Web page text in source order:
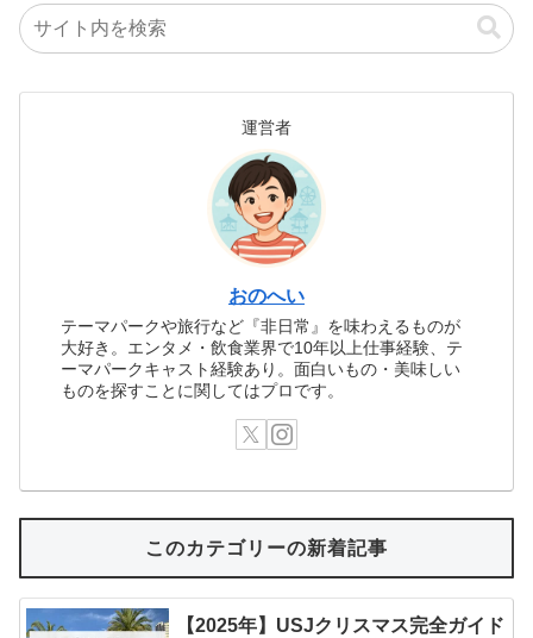
運営者
おのへい
テーマパークや旅行など『非日常』を味わえるものが
大好き。エンタメ・飲食業界で10年以上仕事経験、テ
ーマパークキャスト経験あり。面白いもの・美味しい
ものを探すことに関してはプロです。
このカテゴリーの新着記事
【2025年】USJクリスマス完全ガイド